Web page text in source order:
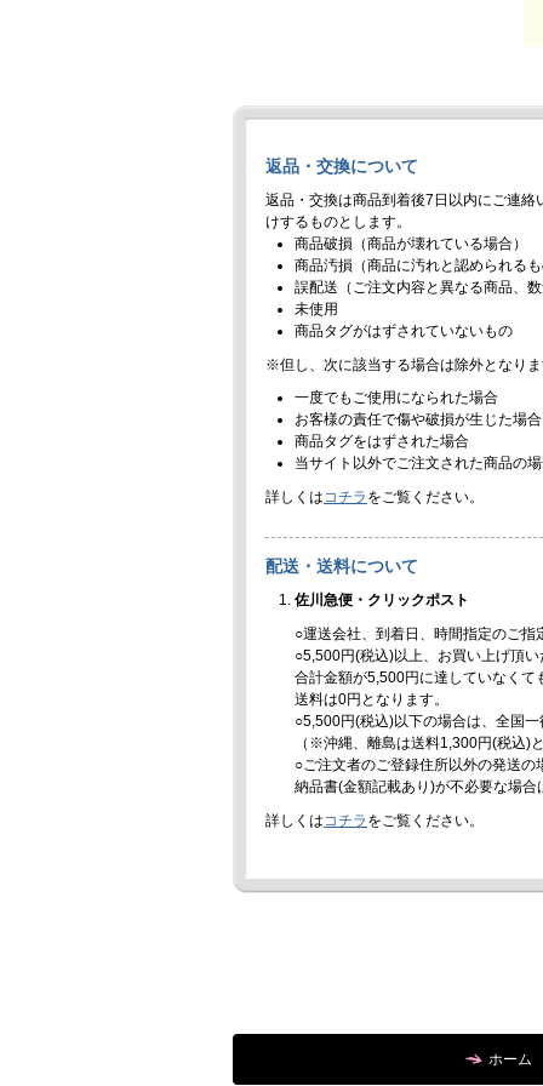
返品・交換について
返品・交換は商品到着後7日以内にご連
けするものとします。
商品破損（商品が壊れている場合）
商品汚損（商品に汚れと認められる
誤配送（ご注文内容と異なる商品、
未使用
商品タグがはずされていないもの
※但し、次に該当する場合は除外となり
一度でもご使用になられた場合
お客様の責任で傷や破損が生じた場合
商品タグをはずされた場合
当サイト以外でご注文された商品の
詳しくは コチラ をご覧ください。
配送・送料について
佐川急便・クリックポスト
○運送会社、到着日、時間指定のご指
○5,500円(税込)以上、お買い上げ頂
合計金額が5,500円に達していなく
送料は0円となります。
○5,500円(税込)以下の場合は、全国
（※沖縄、離島は送料1,300円(税込)
○ご注文者のご登録住所以外の発送
納品書(金額記載あり)が不必要な場
詳しくは コチラ をご覧ください。
ホーム